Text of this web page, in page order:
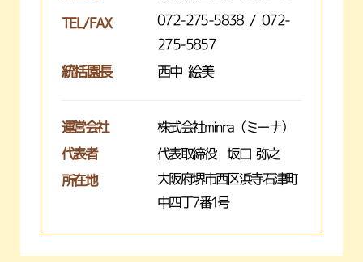
TEL/FAX
072-275-5838 / 072-
275-5857
統括園長
西中 絵美
運営会社 株式会社minna（ミーナ）
代表者 代表取締役 坂口 弥之
所在地
大阪府堺市西区浜寺石津町
中四丁7番1号